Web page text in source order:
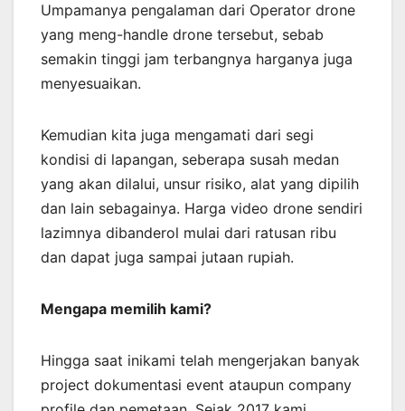
Umpamanya pengalaman dari Operator drone
yang meng-handle drone tersebut, sebab
semakin tinggi jam terbangnya harganya juga
menyesuaikan.
Kemudian kita juga mengamati dari segi
kondisi di lapangan, seberapa susah medan
yang akan dilalui, unsur risiko, alat yang dipilih
dan lain sebagainya. Harga video drone sendiri
lazimnya dibanderol mulai dari ratusan ribu
dan dapat juga sampai jutaan rupiah.
Mengapa memilih kami?
Hingga saat inikami telah mengerjakan banyak
project dokumentasi event ataupun company